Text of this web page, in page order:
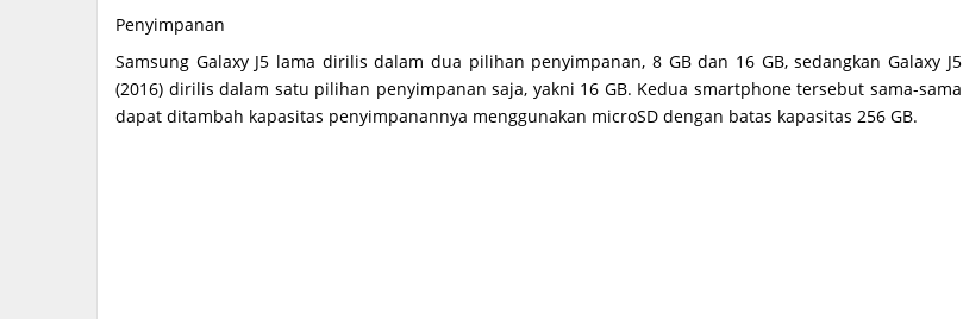
Penyimpanan
Samsung Galaxy J5 lama dirilis dalam dua pilihan penyimpanan, 8 GB dan 16 GB, sedangkan Galaxy J5
(2016) dirilis dalam satu pilihan penyimpanan saja, yakni 16 GB. Kedua smartphone tersebut sama-sama
dapat ditambah kapasitas penyimpanannya menggunakan microSD dengan batas kapasitas 256 GB.